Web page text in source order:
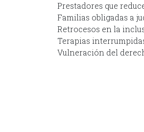
Prestadores que
Familias obligadas a
Retrocesos en la
Terapias
Vulneración del